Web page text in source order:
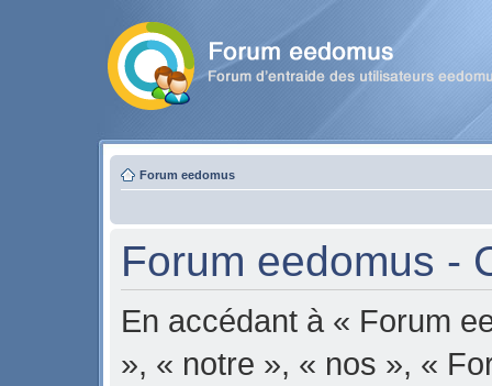
Forum eedomus
Forum eedomus -
En accédant à « Forum
», « notre », « nos », «